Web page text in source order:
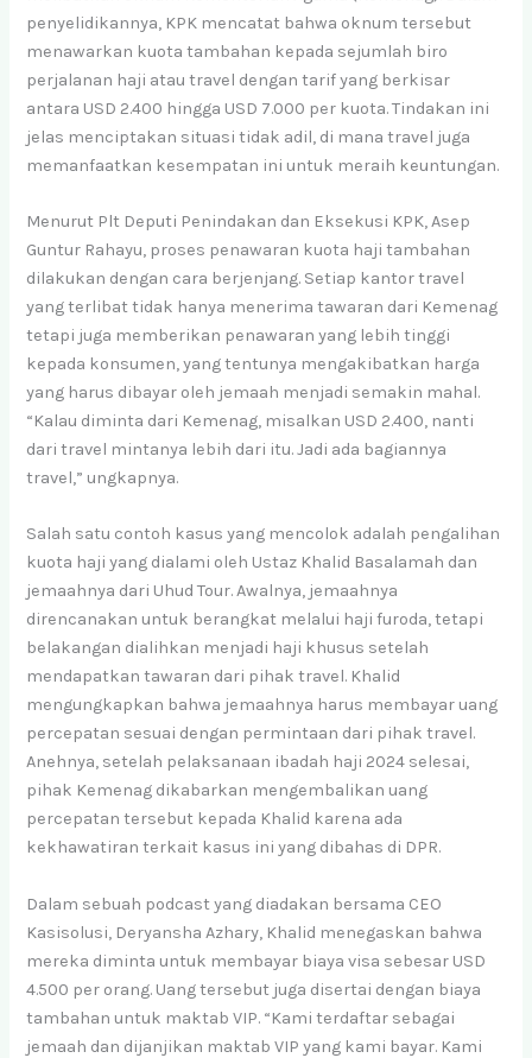
penyelidikannya, KPK mencatat bahwa oknum tersebut
menawarkan kuota tambahan kepada sejumlah biro
perjalanan haji atau travel dengan tarif yang berkisar
antara USD 2.400 hingga USD 7.000 per kuota. Tindakan ini
jelas menciptakan situasi tidak adil, di mana travel juga
memanfaatkan kesempatan ini untuk meraih keuntungan.
Menurut Plt Deputi Penindakan dan Eksekusi KPK, Asep
Guntur Rahayu, proses penawaran kuota haji tambahan
dilakukan dengan cara berjenjang. Setiap kantor travel
yang terlibat tidak hanya menerima tawaran dari Kemenag
tetapi juga memberikan penawaran yang lebih tinggi
kepada konsumen, yang tentunya mengakibatkan harga
yang harus dibayar oleh jemaah menjadi semakin mahal.
“Kalau diminta dari Kemenag, misalkan USD 2.400, nanti
dari travel mintanya lebih dari itu. Jadi ada bagiannya
travel,” ungkapnya.
Salah satu contoh kasus yang mencolok adalah pengalihan
kuota haji yang dialami oleh Ustaz Khalid Basalamah dan
jemaahnya dari Uhud Tour. Awalnya, jemaahnya
direncanakan untuk berangkat melalui haji furoda, tetapi
belakangan dialihkan menjadi haji khusus setelah
mendapatkan tawaran dari pihak travel. Khalid
mengungkapkan bahwa jemaahnya harus membayar uang
percepatan sesuai dengan permintaan dari pihak travel.
Anehnya, setelah pelaksanaan ibadah haji 2024 selesai,
pihak Kemenag dikabarkan mengembalikan uang
percepatan tersebut kepada Khalid karena ada
kekhawatiran terkait kasus ini yang dibahas di DPR.
Dalam sebuah podcast yang diadakan bersama CEO
Kasisolusi, Deryansha Azhary, Khalid menegaskan bahwa
mereka diminta untuk membayar biaya visa sebesar USD
4.500 per orang. Uang tersebut juga disertai dengan biaya
tambahan untuk maktab VIP. “Kami terdaftar sebagai
jemaah dan dijanjikan maktab VIP yang kami bayar. Kami